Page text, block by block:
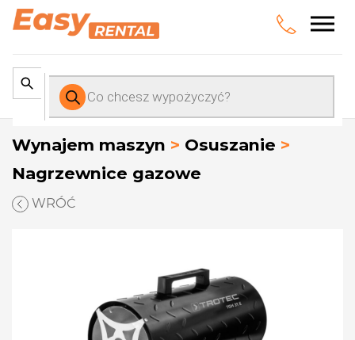
Wyszukiwarka
produktów
Wynajem maszyn > Osuszanie >
Nagrzewnice gazowe
WRÓĆ